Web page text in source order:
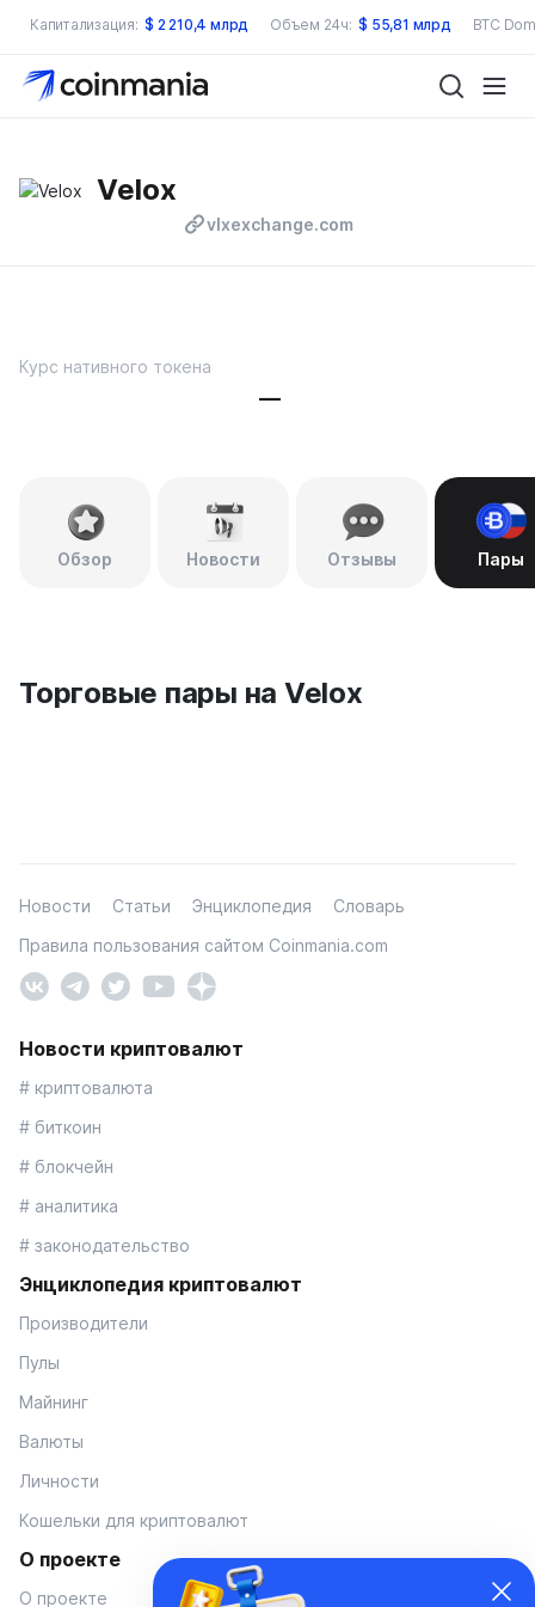
Капитализация: $ 2 210,4 млрд Объем 24ч: $ 55,81 млрд BTC
Velox
vlxexchange.com
Курс нативного токена
—
Обзор Новости Отзывы Пары
Торговые пары на Velox
Новости Статьи Энциклопедия
Словарь
Правила пользования сайтом Coinmania.com
Новости криптовалют
# криптовалюта
# биткоин
# блокчейн
# аналитика
# законодательство
Энциклопедия криптовалют
Производители
Пулы
Майнинг
Валюты
Личности
Кошельки для криптовалют
О проекте
О проекте